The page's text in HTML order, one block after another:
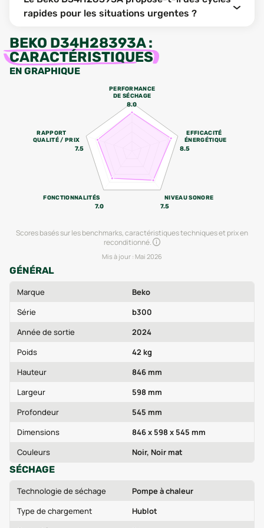
rapides pour les situations urgentes ?
BEKO D34H28393A:
CARACTÉRISTIQUES
EN GRAPHIQUE
PERFORMANCE
DE SÉCHAGE
8.0
EFFICACITÉ
ÉNERGÉTIQUE
8.5
NIVEAU SONORE
7.5
FONCTIONNALITÉS
7.0
RAPPORT
QUALITÉ / PRIX
7.5
Scores basés sur les benchmarks, caractéristiques techniques et prix en
reconditionné.
Mis à jour : Mai 2026
GÉNÉRAL
Marque
Beko
Série
b300
Année de sortie
2024
Poids
42 kg
Hauteur
846 mm
Largeur
598 mm
Profondeur
545 mm
Dimensions
846 x 598 x 545 mm
Couleurs
Noir, Noir mat
SÉCHAGE
Technologie de séchage
Pompe à chaleur
Type de chargement
Hublot